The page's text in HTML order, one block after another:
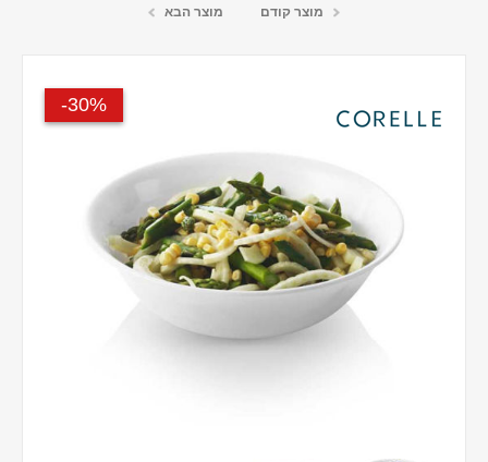
מוצר קודם מוצר הבא
30%-